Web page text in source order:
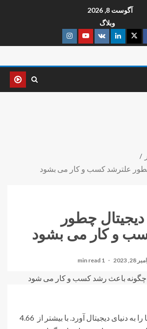
آگوست 8, 2026
وبلاگ
علترشد کسب و کار می بشود
چطور
و کار می بشود
28, 2023
1 min read
تحول دیجیتال برندها را به دنیای دیجیتال آورد. با بیشتر از 4.66